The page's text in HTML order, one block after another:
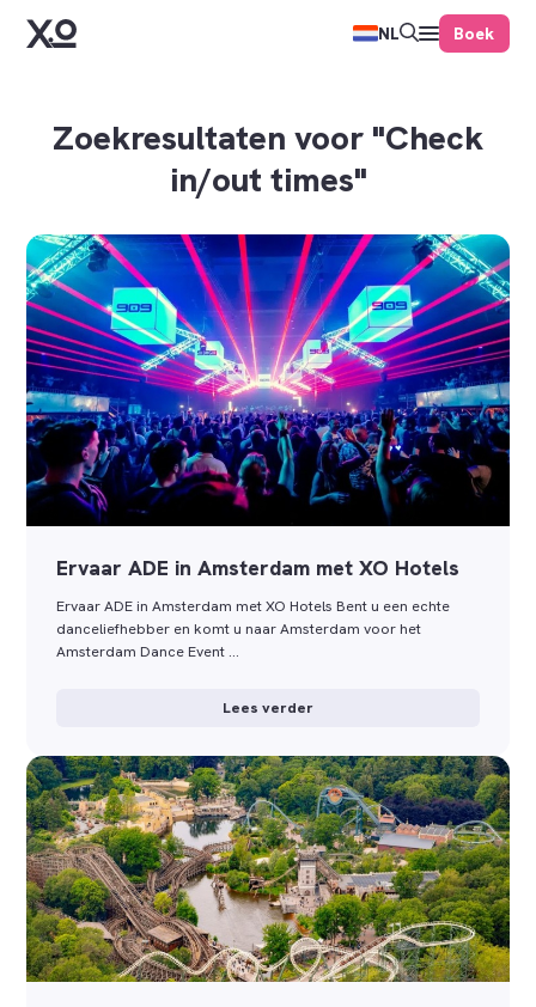
NL Boek
Zoekresultaten voor "Check
in/out times"
Ervaar ADE in Amsterdam met XO Hotels
Ervaar ADE in Amsterdam met XO Hotels Bent u een echte
danceliefhebber en komt u naar Amsterdam voor het
Amsterdam Dance Event …
Lees verder